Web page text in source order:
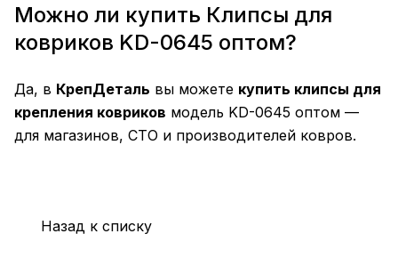
Можно ли купить Клипсы для
ковриков KD-0645 оптом?
Да, в КрепДеталь вы можете купить клипсы для
крепления ковриков модель KD-0645 оптом —
для магазинов, СТО и производителей ковров.
Назад к списку